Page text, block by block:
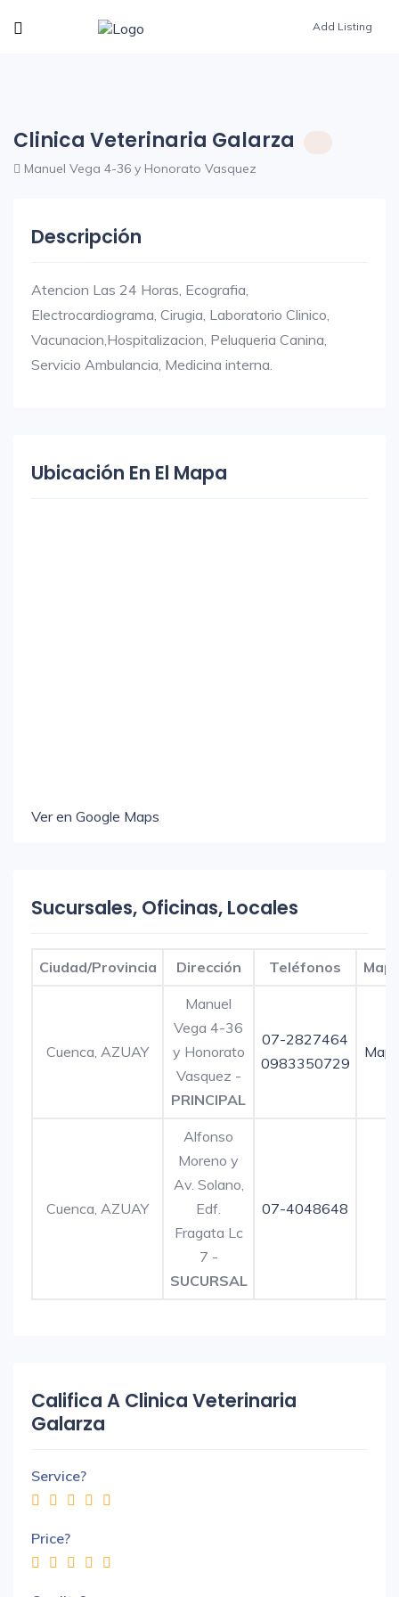
Add Listing
Clinica Veterinaria Galarza
Manuel Vega 4-36 y Honorato Vasquez
Descripción
Atencion Las 24 Horas, Ecografia,
Electrocardiograma, Cirugia, Laboratorio Clinico,
Vacunacion,Hospitalizacion, Peluqueria Canina,
Servicio Ambulancia, Medicina interna.
Ubicación En El Mapa
Ver en Google Maps
Sucursales, Oficinas, Locales
Ciudad/Provincia Dirección Teléfonos
Cuenca, AZUAY
Manuel
Vega 4-36
y Honorato
Vasquez -
PRINCIPAL
07-2827464
0983350729
Cuenca, AZUAY
Alfonso
Moreno y
Av. Solano,
Edf.
Fragata Lc
7 -
SUCURSAL
07-4048648
Califica A Clinica Veterinaria
Galarza
Service?
Price?